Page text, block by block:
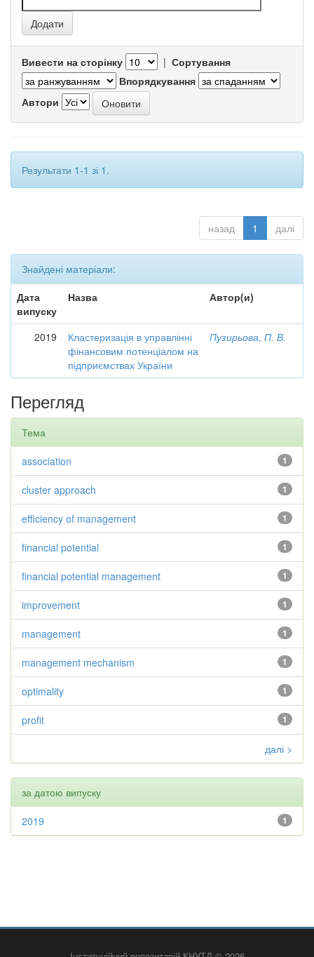
Вивести на сторінку | Сортування
Впорядкування
Автори
Результати 1-1 зі 1.
назад 1 далі
Знайдені матеріали:
Дата
випуску
Назва Автор(и)
2019
Кластеризація в управлінні
фінансовим потенціалом на
підприємствах України
Пузирьова, П. В.
Перегляд
Тема
1
association
1
cluster approach
1
efficiency of management
1
financial potential
1
financial potential management
1
improvement
1
management
1
management mechanism
1
optimality
1
profit
далі >
за датою випуску
1
2019